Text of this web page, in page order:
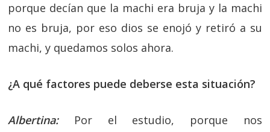
porque decían que la machi era bruja y la machi
no es bruja, por eso dios se enojó y retiró a su
machi, y quedamos solos ahora.
¿A qué factores puede deberse esta situación?
Albertina:Por el estudio, porque nos